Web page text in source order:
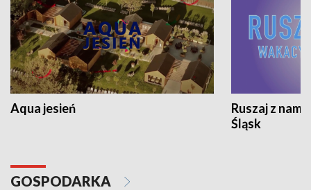
Aqua jesień
Ruszaj z
Śląsk
GOSPODARKA